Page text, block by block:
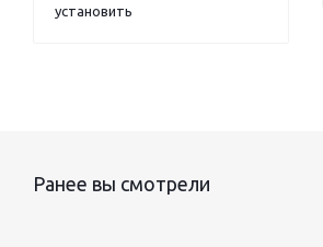
установить
Ранее вы смотрели